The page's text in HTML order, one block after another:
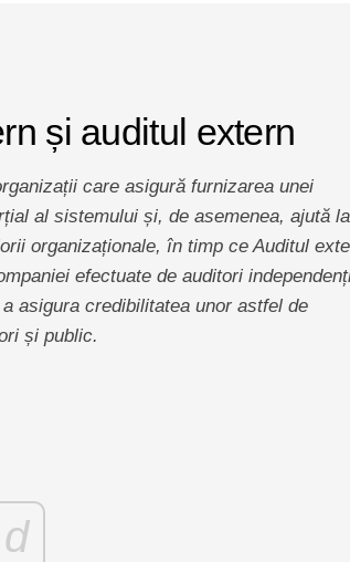
și auditul extern
care asigură furnizarea unei
al sistemului și, de asemenea, ajută la
organizaționale, în timp ce Auditul
efectuate de auditori
asigura credibilitatea unor astfel de
și public.